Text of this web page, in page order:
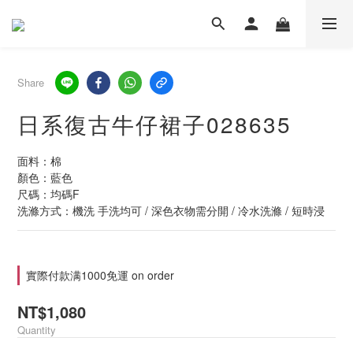
Share
日系復古牛仔裙子028635
面料：棉
顏色：藍色
尺碼：均碼F
洗滌方式：機洗 手洗均可 / 深色衣物需分開 / 冷水洗滌 / 短時浸
實際付款满1000免運 on order
NT$1,080
Quantity